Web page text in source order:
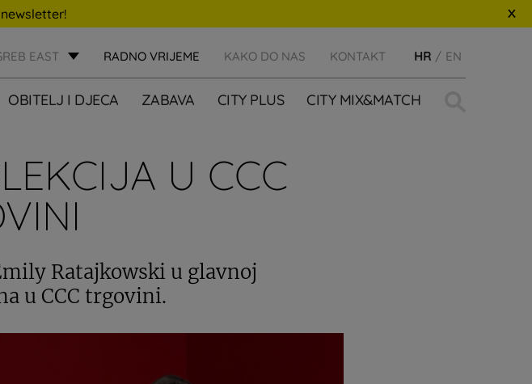
EAST RADNO VRIJEME KAKO DO NAS KONTAKT HR EN
OBITELJ I DJECA ZABAVA CITY PLUS CITY MIX&MATCH
U CCC
Ratajkowski u glavnoj
u CCC trgovini.